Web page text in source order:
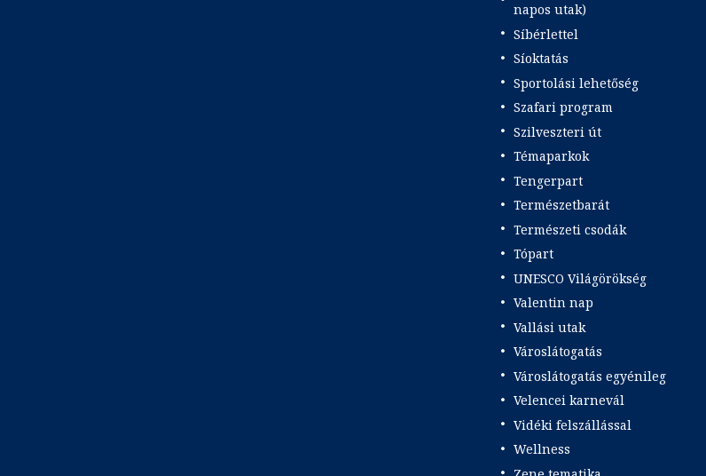
napos utak)
Síbérlettel
Síoktatás
Sportolási lehetőség
Szafari program
Szilveszteri út
Témaparkok
Tengerpart
Természetbarát
Természeti csodák
Tópart
UNESCO Világörökség
Valentin nap
Vallási utak
Városlátogatás
Városlátogatás egyénileg
Velencei karnevál
Vidéki felszállással
Wellness